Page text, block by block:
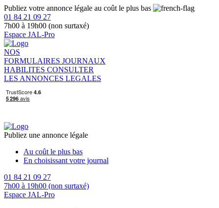
Publiez votre annonce légale au coût le plus bas
01 84 21 09 27
7h00 à 19h00 (non surtaxé)
Espace JAL-Pro
NOS
FORMULAIRES JOURNAUX
HABILITES CONSULTER
LES ANNONCES LEGALES
Publiez une annonce légale
Au coût le plus bas
En choisissant votre journal
01 84 21 09 27
7h00 à 19h00 (non surtaxé)
Espace JAL-Pro